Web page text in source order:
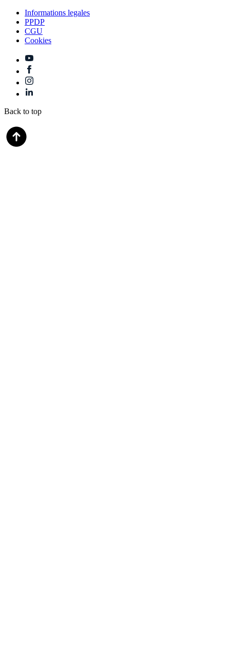
Informations legales
PPDP
CGU
Cookies
Back to top